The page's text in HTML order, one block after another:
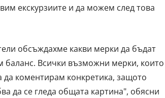
екскурзиите и да можем след това
обсъждахме какви мерки да бъдат
баланс. Всички възможни мерки, които
коментирам конкретика, защото
да се гледа общата картина", обясни